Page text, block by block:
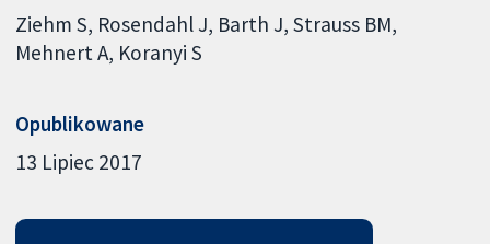
Ziehm S Rosendahl J Barth J Strauss BM
Mehnert A Koranyi S
Opublikowane
13 Lipiec 2017